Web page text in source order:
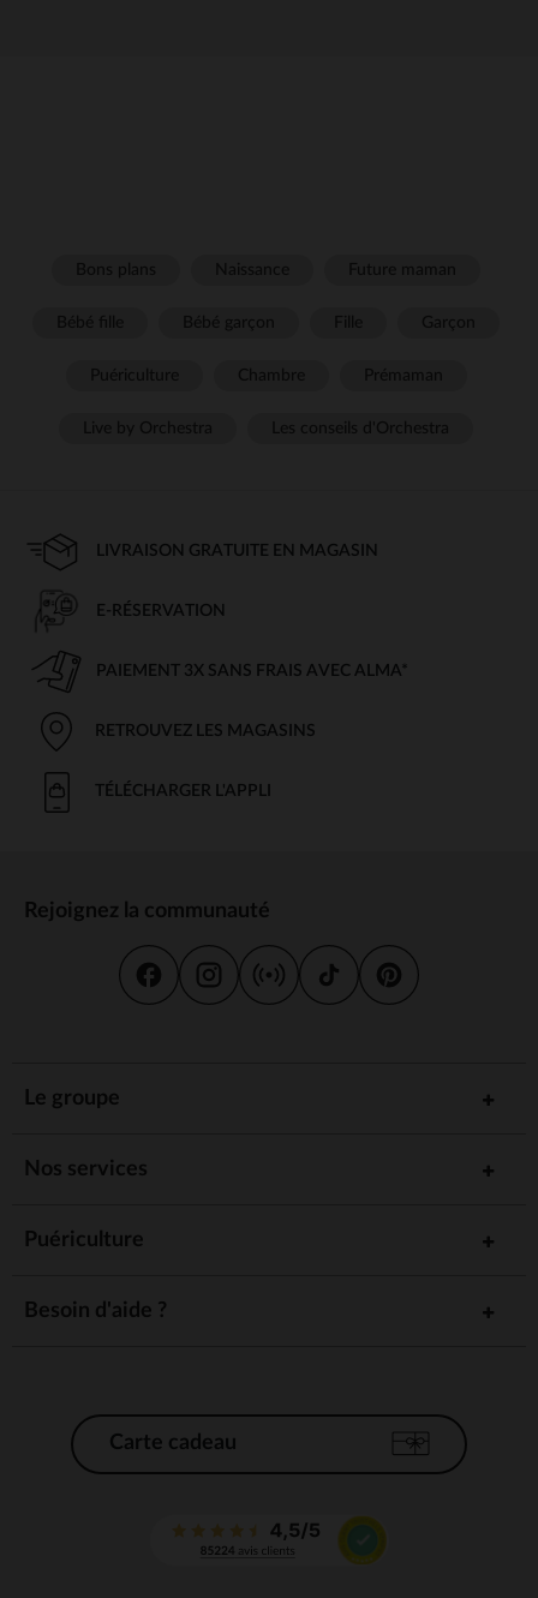
LIVRAISON GRATUITE EN MAGASIN
E-RÉSERVATION
PAIEMENT 3X SANS FRAIS AVEC ALMA*
RETROUVEZ LES MAGASINS
TÉLÉCHARGER L'APPLI
Rejoignez la communauté
Le groupe
Nos services
Puériculture
Besoin d'aide ?
Carte cadeau